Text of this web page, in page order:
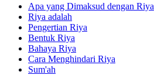
Apa yang Dimaksud dengan Riya
Riya adalah
Pengertian Riya
Bentuk Riya
Bahaya Riya
Cara Menghindari Riya
Sum'ah